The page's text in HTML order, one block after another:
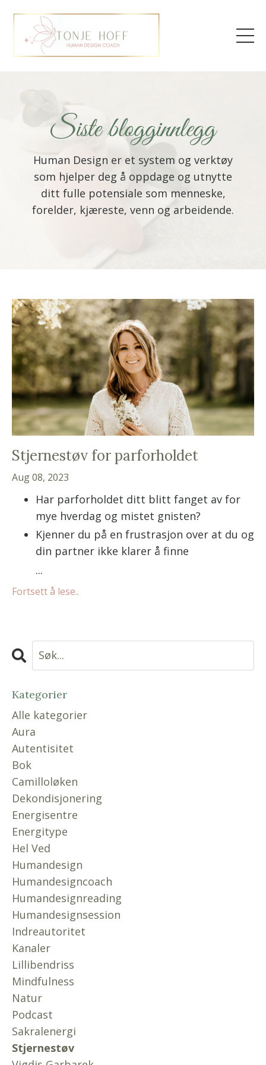
Siste blogginnlegg
Human Design er et system og verktøy
som hjelper deg å oppdage og utnytte
ditt fulle potensiale som menneske,
forelder, kjæreste, venn og arbeidende.
Stjernestøv for parforholdet
Aug 08, 2023
Har parforholdet ditt blitt fanget av for
mye hverdag og mistet gnisten?
Kjenner du på en frustrasjon over at du og
din partner ikke klarer å finne
...
Fortsett å lese..
Kategorier
Alle kategorier
Aura
Autentisitet
Bok
Camilloløken
Dekondisjonering
Energisentre
Energitype
Hel Ved
Humandesign
Humandesigncoach
Humandesignreading
Humandesignsession
Indreautoritet
Kanaler
Lillibendriss
Mindfulness
Natur
Podcast
Sakralenergi
Stjernestøv